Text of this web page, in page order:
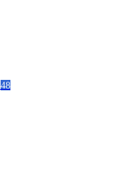
48